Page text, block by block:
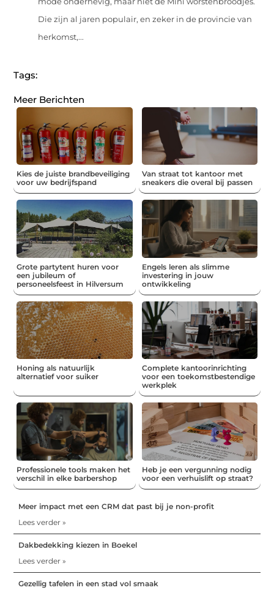
Die zijn al jaren populair, en zeker in de provincie van
herkomst,...
Tags:
Meer Berichten
Kies de juiste brandbeveiliging
voor uw bedrijfspand
Van straat tot kantoor met
sneakers die overal bij passen
Grote partytent huren voor
een jubileum of
personeelsfeest in Hilversum
Engels leren als slimme
investering in jouw
ontwikkeling
Honing als natuurlijk
alternatief voor suiker
Complete kantoorinrichting
voor een toekomstbestendige
werkplek
Professionele tools maken het
verschil in elke barbershop
Heb je een vergunning nodig
voor een verhuislift op straat?
Meer impact met een CRM dat past bij je non-profit
Lees verder »
Dakbedekking kiezen in Boekel
Lees verder »
Gezellig tafelen in een stad vol smaak